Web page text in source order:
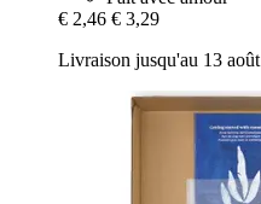
€ 2,46 € 3,29
Livraison jusqu'au 13 août